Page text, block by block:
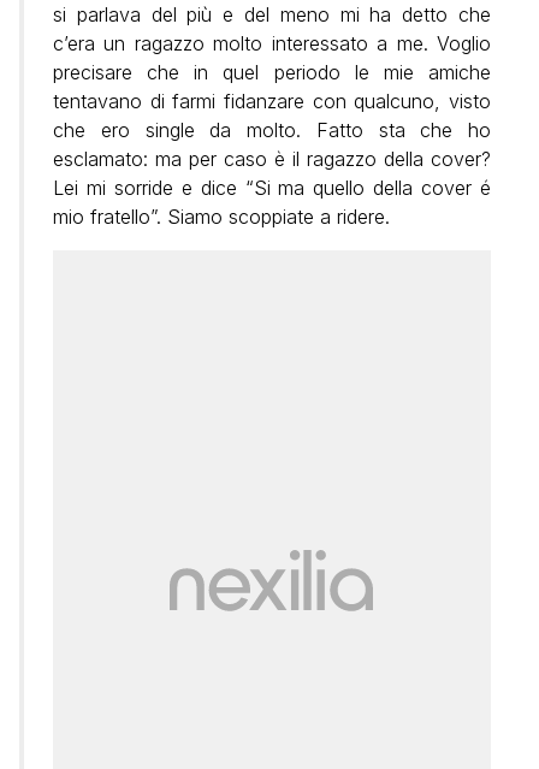
si parlava del più e del meno mi ha detto che
c’era un ragazzo molto interessato a me. Voglio
precisare che in quel periodo le mie amiche
tentavano di farmi fidanzare con qualcuno, visto
che ero single da molto. Fatto sta che ho
esclamato: ma per caso è il ragazzo della cover?
Lei mi sorride e dice “Si ma quello della cover é
mio fratello”. Siamo scoppiate a ridere.